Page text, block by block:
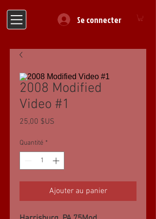
Se connecter
2008 Modified
Video #1
25,00 $US
Quantité *
Ajouter au panier